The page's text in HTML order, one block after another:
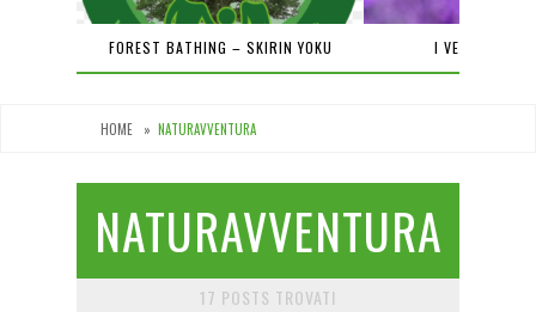
FOREST BATHING – SKIRIN YOKU I VENERDÌ
HOME » NATURAVVENTURA
NATURAVVENTURA
17 POSTS TROVATI